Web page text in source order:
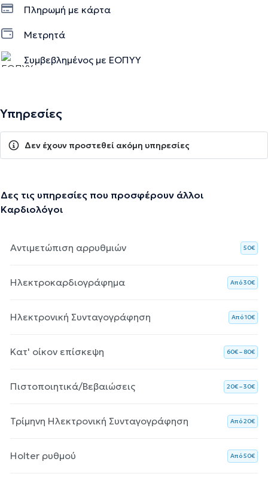
Πληρωμή με κάρτα
Μετρητά
Συμβεβλημένος με ΕΟΠΥΥ
Υπηρεσίες
Δεν έχουν προστεθεί ακόμη υπηρεσίες
Δες τις υπηρεσίες που προσφέρουν άλλοι
Καρδιολόγοι
Αντιμετώπιση αρρυθμιών 50€
Ηλεκτροκαρδιογράφημα Aπό 30€
Ηλεκτρονική Συνταγογράφηση Aπό 10€
Κατ' οίκον επίσκεψη 60€ – 80€
Πιστοποιητικά/Βεβαιώσεις 20€ – 30€
Τρίμηνη Ηλεκτρονική Συνταγογράφηση Aπό 20€
Holter ρυθμού Aπό 50€